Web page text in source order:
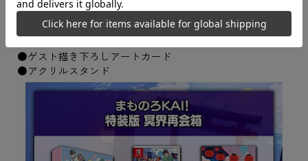
【特装版 冥界再開箱 同梱物】
●復刻版資料集
●サウンドトラックCD
●ゲスト描き下ろしアートカード
●アクリルスタンド